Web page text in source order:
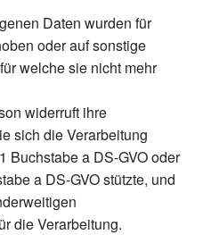
Daten wurden für
oder auf sonstige
welche sie nicht mehr
widerruft ihre
sich die Verarbeitung
Buchstabe a DS-GVO oder
a DS-GVO stützte, und
die Verarbeitung.